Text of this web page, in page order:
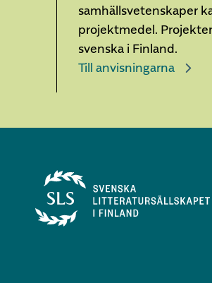
samhällsvetenskaper
projektmedel.
svenska i Finland.
Till anvisningarna